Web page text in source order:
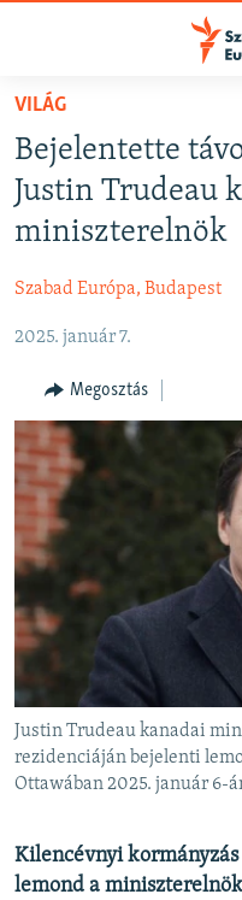
Akadálymentes
Ugrás
fő
oldalra
Ugrás
tartalomjegyzékre
NAPIRENDEN
AKTUÁLIS
PODCASTOK
ELEMZŐ
NER15
SZABADON
TÁRSADALOM
DEMOKRÁCIA
A PÉNZ NYOMÁBAN
EURÓPAI UNIÓ
VILÁG
KLÍMAVÁLTOZÁS
A MÚLT TANULSÁGAI
KÖVESSEN MINKET!
Valamennyi RFE/RL
VILÁG
Bejelentette
Justin Trudeau
miniszterelnök
Szabad Európa, Budapest
2025. január 7.
Megosztás
Justin Trudeau kanadai
rezidenciáján bejelenti
Ottawában 2025. január 6-
Kilencévnyi
lemond a